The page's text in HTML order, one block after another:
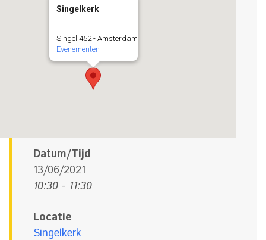
Singelkerk
Singel 452 - Amsterdam
Evenementen
Datum/Tijd
13/06/2021
10:30 - 11:30
Locatie
Singelkerk